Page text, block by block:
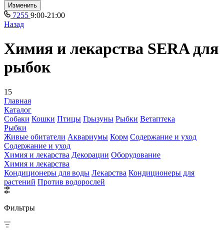
Изменить
7255 9:00-21:00
Назад
Химия и лекарства SERA для
рыбок
15
Главная
Каталог
Собаки Кошки Птицы Грызуны Рыбки Ветаптека
Рыбки
Живые обитатели Аквариумы Корм Содержание и уход
Содержание и уход
Химия и лекарства Декорации Оборудование
Химия и лекарства
Кондиционеры для воды Лекарства Кондиционеры для
растений Против водорослей
Фильтры